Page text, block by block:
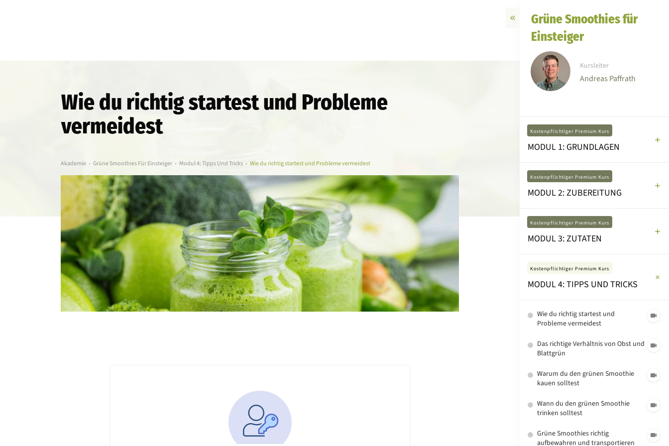
Wie du richtig startest und Probleme
vermeidest
Akademie Grüne Smoothies Für Einsteiger Modul 4: Tipps Und Tricks Wie du richtig startest und Probleme vermeidest
Grüne Smoothies für
Einsteiger
Kursleiter
Andreas Paffrath
Kostenpflichtiger Premium Kurs
MODUL 1: GRUNDLAGEN
Kostenpflichtiger Premium Kurs
MODUL 2: ZUBEREITUNG
Kostenpflichtiger Premium Kurs
MODUL 3: ZUTATEN
Kostenpflichtiger Premium Kurs
MODUL 4: TIPPS UND TRICKS
Wie du richtig startest und
Probleme vermeidest
Das richtige Verhältnis von Obst und
Blattgrün
Warum du den grünen Smoothie
kauen solltest
Wann du den grünen Smoothie
trinken solltest
Grüne Smoothies richtig
aufbewahren und transportieren